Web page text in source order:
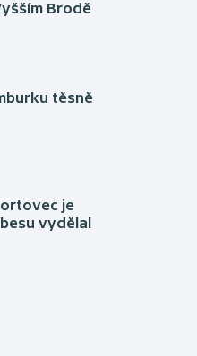
Brodě
těsně
je
vydělal